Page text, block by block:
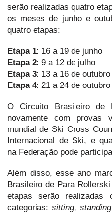
serão realizadas quatro
os meses de junho e
quatro etapas:
Etapa 1: 16 a 19 de junho
Etapa 2: 9 a 12 de julho
Etapa 3: 13 a 16 de outubro
Etapa 4: 21 a 24 de outubro
O Circuito Brasileiro de
novamente com provas
mundial de Ski Cross
Internacional de Ski, e
na Federação pode
Além disso, esse ano
Brasileiro de Para
etapas serão realizadas
categorias: sitting, standing